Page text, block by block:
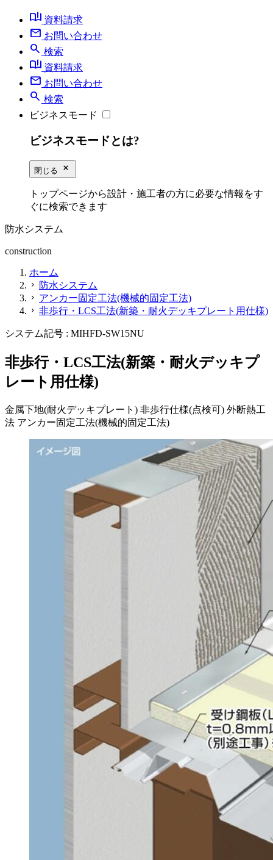
book_ribbon 資料請求
mail お問い合わせ
search 検索
book_ribbon 資料請求
mail お問い合わせ
search 検索
ビジネスモード
ビジネスモードとは?
閉じる close_small
トップページから設計・施工者の方に必要な情報をす
ぐに検索できます
防水システム
construction
ホーム
chevron_right 防水システム
chevron_right アンカー固定工法(機械的固定工法)
chevron_right 非歩行・LCS工法(新築・耐火デッキプレート用仕様)
システム記号 : MIHFD-SW15NU
非歩行・LCS工法(新築・耐火デッキプ
レート用仕様)
金属下地(耐火デッキプレート) 非歩行仕様(点検可) 外断熱工
法 アンカー固定工法(機械的固定工法)